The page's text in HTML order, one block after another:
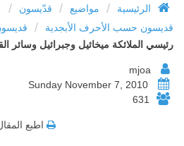
الرئيسية / مواضيع / قدّيسون /
قديسون حسب الأحرف الأبجدية /
رئيسي الملائكة ميخائيل وجبرائيل وسائر
631
اطبع